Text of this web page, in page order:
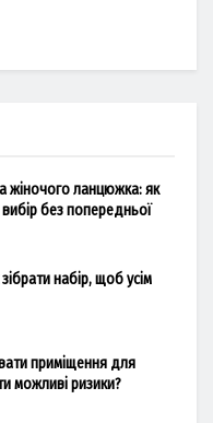
жіночого ланцюжка: як
без попередньої
набір, щоб усім
приміщення для
можливі ризики?